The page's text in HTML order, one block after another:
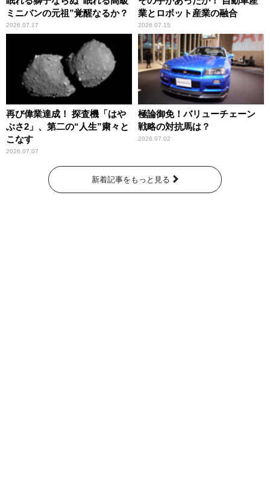
ミニバンの元祖”覚醒なるか？
2026.07.17
業とロボット産業の融合
2026.07.15
再び偉業達成！ 探査機「はや
ぶさ2」、第二の“人生”粛々と
こなす
2026.07.07
極論御免！バリューチェーン
戦略の対抗馬は？
2026.07.02
新着記事をもっと見る